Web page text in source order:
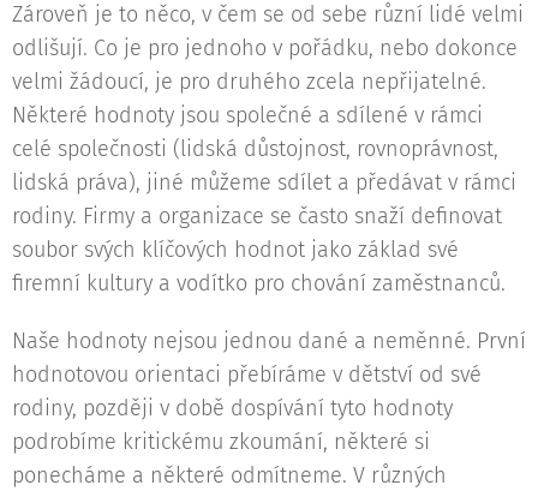
Zároveň je to něco, v čem se od sebe různí lidé velmi
odlišují. Co je pro jednoho v pořádku, nebo dokonce
velmi žádoucí, je pro druhého zcela nepřijatelné.
Některé hodnoty jsou společné a sdílené v rámci
celé společnosti (lidská důstojnost, rovnoprávnost,
lidská práva), jiné můžeme sdílet a předávat v rámci
rodiny. Firmy a organizace se často snaží definovat
soubor svých klíčových hodnot jako základ své
firemní kultury a vodítko pro chování zaměstnanců.
Naše hodnoty nejsou jednou dané a neměnné. První
hodnotovou orientaci přebíráme v dětství od své
rodiny, později v době dospívání tyto hodnoty
podrobíme kritickému zkoumání, některé si
ponecháme a některé odmítneme. V různých